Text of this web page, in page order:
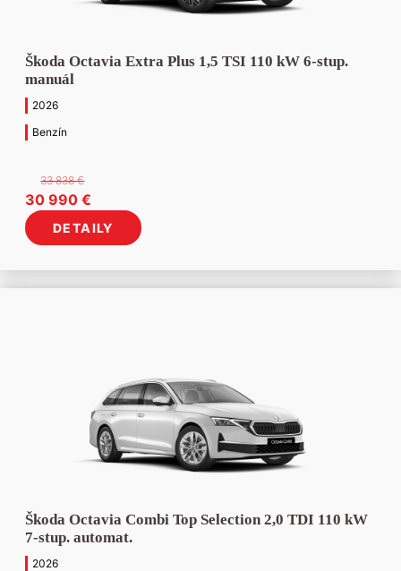
Škoda Octavia Extra Plus 1,5 TSI 110 kW 6-stup.
manuál
2026
Benzín
33 838€
Pôvodná
cena
bola:
838 €.
30 990 €Aktuálna
cena
je:
990 €.
DETAILY
Škoda Octavia Combi Top Selection 2,0 TDI 110 kW
7-stup. automat.
2026